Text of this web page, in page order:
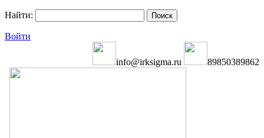
Найти:
Войти
info@irksigma.ru 89850389862